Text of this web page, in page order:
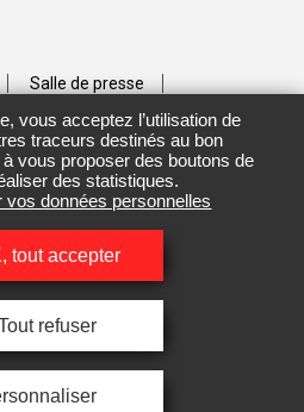
Salle de presse
Crédits
personnelles
légales / CGU
vous acceptez l’utilisation de
traceurs destinés au bon
vous proposer des boutons de
des statistiques.
vos données personnelles
tout accepter
refuser